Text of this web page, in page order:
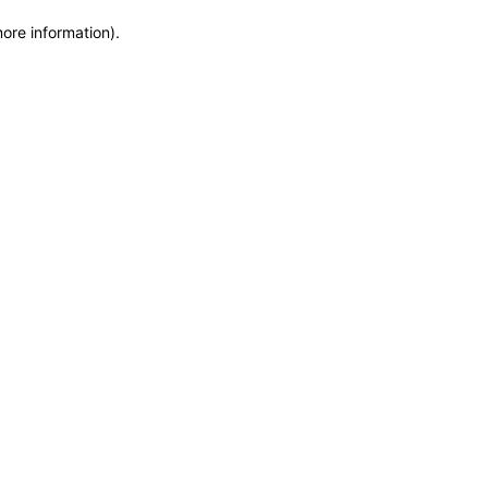
information).